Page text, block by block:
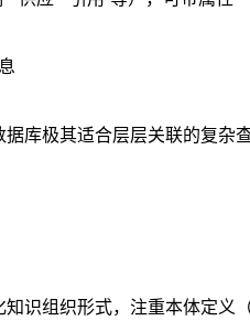
库极其适合层层关联的复杂
识组织形式，注重本体定义